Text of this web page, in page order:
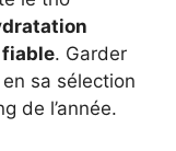
. Garder
sa sélection
de l’année.